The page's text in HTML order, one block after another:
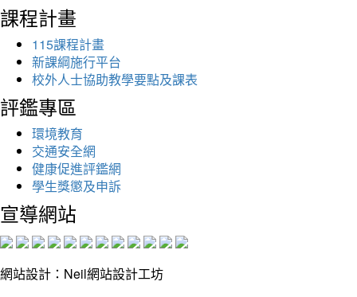
課程計畫
115課程計畫
新課綱施行平台
校外人士協助教學要點及課表
評鑑專區
環境教育
交通安全網
健康促進評鑑網
學生獎懲及申訴
宣導網站
網站設計：Neil網站設計工坊